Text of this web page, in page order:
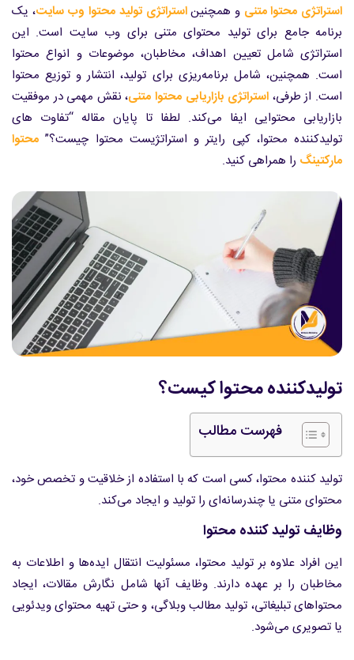
استراتژی محتوا متنی و همچنیناستراتژی تولید محتوا وب سایت، یک
برنامه جامع برای تولید محتوای متنی برای وب سایت است. این
استراتژی شامل تعیین اهداف، مخاطبان، موضوعات و انواع محتوا
است. همچنین، شامل برنامه‌ریزی برای تولید، انتشار و توزیع محتوا
است. از طرفی، استراتژی بازاریابی محتوا متنی، نقش مهمی در موفقیت
بازاریابی محتوایی ایفا می‌کند. لطفا تا پایان مقاله “تفاوت های
تولیدکننده محتوا، کپی رایتر و استراتژیست محتوا چیست؟” محتوا
مارکتینگ را همراهی کنید.
تولیدکننده محتوا کیست؟
فهرست مطالب
تولید کننده محتوا، کسی است که با استفاده از خلاقیت و تخصص خود،
محتوای متنی یا چندرسانه‌ای را تولید و ایجاد می‌کند.
وظایف تولید کننده محتوا
این افراد علاوه بر تولید محتوا، مسئولیت انتقال ایده‌ها و اطلاعات به
مخاطبان را بر عهده دارند. وظایف آنها شامل نگارش مقالات، ایجاد
محتواهای تبلیغاتی، تولید مطالب وبلاگی، و حتی تهیه محتوای ویدئویی
یا تصویری می‌شود.